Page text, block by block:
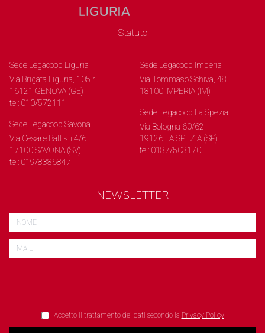
Statuto
Sede Legacoop Liguria
Via Brigata Liguria, 105 r.
16121 GENOVA (GE)
tel: 010/572111
Sede Legacoop Savona
Via Cesare Battisti 4/6
17100 SAVONA (SV)
tel: 019/8386847
Sede Legacoop Imperia
Via Tommaso Schiva, 48
18100 IMPERIA (IM)
Sede Legacoop La Spezia
Via Bologna 60/62
19126 LA SPEZIA (SP)
tel: 0187/503170
NEWSLETTER
Accetto il trattamento dei dati secondo la Privacy Policy